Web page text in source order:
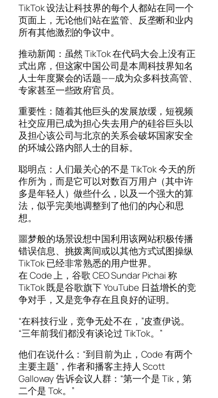
TikTok 设法让科技界的每个人都站在同一个
页面上，无论他们站在监管、反垄断和业内
所有其他激烈的争议中。
推动新闻：虽然 TikTok 在代码大会上没有正
式出席，但这家中国公司是本周科技界知名
人士年度聚会的话题——成为众多科技高管、
专家甚至一些政府官员。
重要性：随着其他巨头的发展放缓，短视频
社交应用已成为担心失去用户的硅谷巨头以
及担心该公司与北京的关系会破坏国家安全
的环城公路内部人士的目标。
聪明点：人们最关心的不是 TikTok 今天的所
作所为，而是它可以对数百万用户（其中​​许
多是年轻人）做些什么，以及一个强大的算
法，似乎完美地调整到了他们的内心和思
想。
噩梦般的场景设想中国利用该网站积极传播
错误信息、挑拨离间或以其他方式试图操纵
TikTok 已经非常熟悉的用户世界。
在 Code 上，谷歌 CEO Sundar Pichai 称
TikTok 既是谷歌旗下 YouTube 日益增长的竞
争对手，又是竞争存在且良好的证明。
“在科技行业，竞争无处不在，”皮查伊说。
“三年前我们都没有谈论过 TikTok。”
他们在说什么：“到目前为止，Code 有两个
主要主题”，作者和播客主持人 Scott
Galloway 告诉会议人群：“第一个是 Tik，第
二个是 Tok。”